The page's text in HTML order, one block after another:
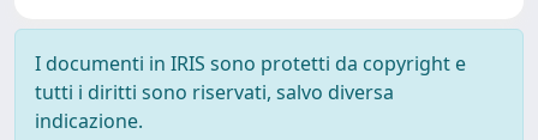
I documenti in IRIS sono protetti da copyright e
tutti i diritti sono riservati, salvo diversa
indicazione.